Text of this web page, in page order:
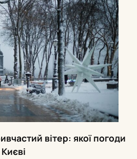
вітер: якої погоди